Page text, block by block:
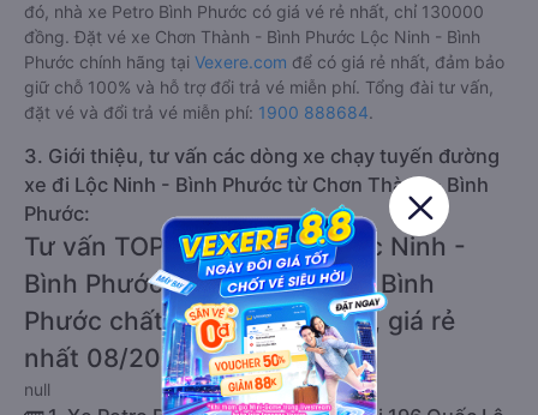
đó, nhà xe Petro Bình Phước có giá vé rẻ nhất, chỉ 130000
đồng. Đặt vé xe Chơn Thành - Bình Phước Lộc Ninh - Bình
Phước chính hãng tại Vexere.com để có giá rẻ nhất, đảm bảo
giữ chỗ 100% và hỗ trợ đổi trả vé miễn phí. Tổng đài tư vấn,
đặt vé và đổi trả vé miễn phí: 1900 888684.
3. Giới thiệu, tư vấn các dòng xe chạy tuyến đường
xe đi Lộc Ninh - Bình Phước từ Chơn Thành - Bình
Phước:
Tư vấn TOP 1 xe khách đi Lộc Ninh -
Bình Phước từ Chơn Thành - Bình
Phước chất lượng cao, uy tín, giá rẻ
nhất 08/2026
null